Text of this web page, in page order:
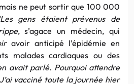
ne peut sortir que 100 000
gens étaient prévenus de
, s’agace un médecin, qui
avoir anticipé l’épidémie en
malades cardiaques ou des
avait parlé. Pourquoi attendre
vacciné toute la journée hier